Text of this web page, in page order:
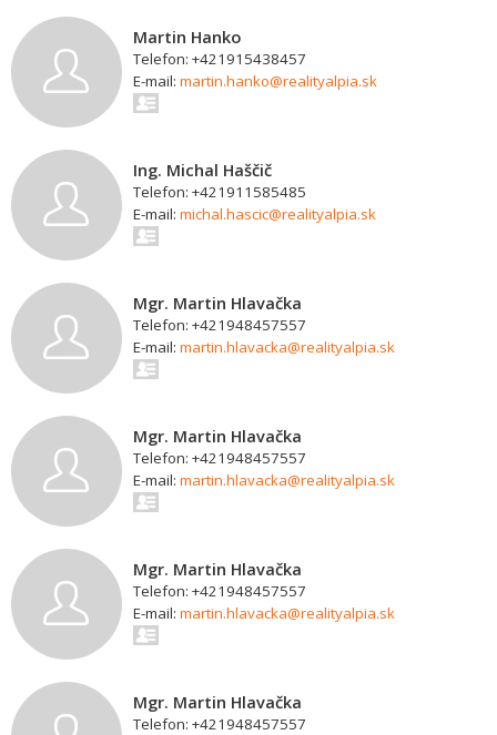
Martin Hanko
Telefon: +421915438457
E-mail: martin.hanko@realityalpia.sk
Ing. Michal Haščič
Telefon: +421911585485
E-mail: michal.hascic@realityalpia.sk
Mgr. Martin Hlavačka
Telefon: +421948457557
E-mail: martin.hlavacka@realityalpia.sk
Mgr. Martin Hlavačka
Telefon: +421948457557
E-mail: martin.hlavacka@realityalpia.sk
Mgr. Martin Hlavačka
Telefon: +421948457557
E-mail: martin.hlavacka@realityalpia.sk
Mgr. Martin Hlavačka
Telefon: +421948457557